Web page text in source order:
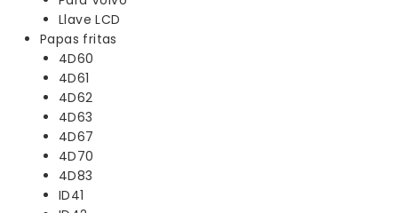
Llave LCD
Papas fritas
4D60
4D61
4D62
4D63
4D67
4D70
4D83
ID41